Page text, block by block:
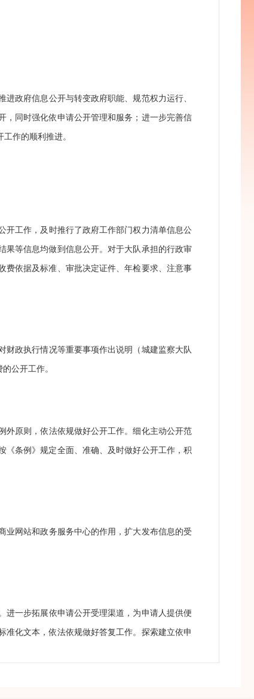
政府信息公开与转变政府职能、规范权力运行、
，同时强化依申请公开管理和服务；进一步完善信
作的顺利推进。
开工作，及时推行了政府工作部门权力清单信息公
果等信息均做到信息公开。对于大队承担的行政审
费依据及标准、审批决定证件、年检要求、注意事
财政执行情况等重要事项作出说明（城建监察大队
公开工作。
外原则，依法依规做好公开工作。细化主动公开范
《条例》规定全面、准确、及时做好公开工作，积
业网站和政务服务中心的作用，扩大发布信息的受
进一步拓展依申请公开受理渠道，为申请人提供便
化文本，依法依规做好答复工作。探索建立依申